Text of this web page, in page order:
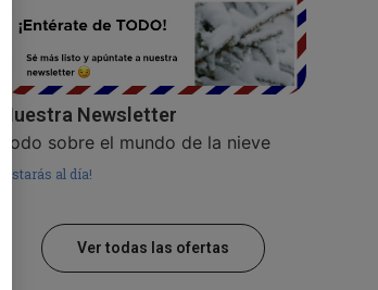
Nuestra Newsletter
Todo sobre el mundo de la nieve
¡Estarás al día!
Ver todas las ofertas